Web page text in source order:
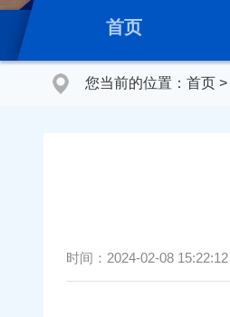
首页
您当前的位置： 首页 >
时间： 2024-02-08 15:22:12